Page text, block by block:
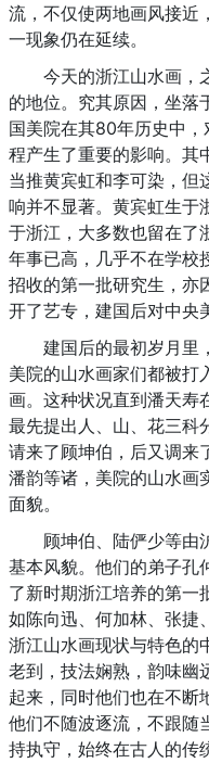
流，不仅使两地画风接近
一现象仍在延续。
今天的浙江山水画，
的地位。究其原因，坐落
国美院在其80年历史中
程产生了重要的影响。其
当推黄宾虹和李可染，但
响并不显著。黄宾虹生于
于浙江，大多数也留在了
年事已高，几乎不在学校
招收的第一批研究生，亦
开了艺专，建国后对中央
建国后的最初岁月里，
美院的山水画家们都被打
画。这种状况直到潘天寿
最先提出人、山、花三科
请来了顾坤伯，后又调来
潘韵等诸，美院的山水画
面貌。
顾坤伯、陆俨少等由
基本风貌。他们的弟子孔
了新时期浙江培养的第一
如陈向迅、何加林、张捷
浙江山水画现状与特色的
老到，技法娴熟，韵味幽
起来，同时他们也在不断
他们不随波逐流，不跟随
持执守，始终在古人的传